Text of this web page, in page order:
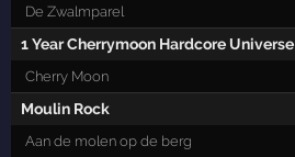
De Zwalmparel
1 Year Cherrymoon Hardcore Universe
Cherry Moon
Moulin Rock
Aan de molen op de berg